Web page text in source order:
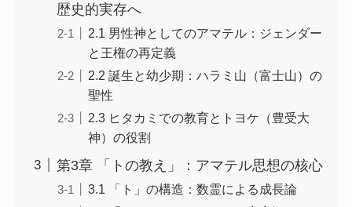
歴史的実存へ
2.1 男性神としてのアマテル：ジェンダー
と王権の再定義
2.2 誕生と幼少期：ハラミ山（富士山）の
聖性
2.3 ヒタカミでの教育とトヨケ（豊受大
神）の役割
第3章 「トの教え」：アマテル思想の核心
3.1 「ト」の構造：数霊による成長論